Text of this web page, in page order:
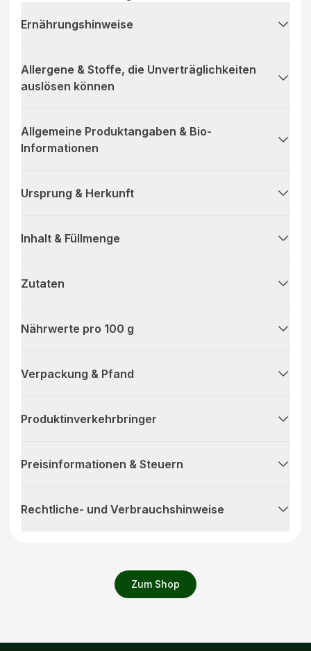
Zum Shop
Ernährungshinweise
Allergene & Stoffe, die Unverträglichkeiten
auslösen können
Allgemeine Produktangaben & Bio-
Informationen
Ursprung & Herkunft
Inhalt & Füllmenge
Zutaten
Nährwerte pro 100 g
Verpackung & Pfand
Produktinverkehrbringer
Preisinformationen & Steuern
Rechtliche- und Verbrauchshinweise